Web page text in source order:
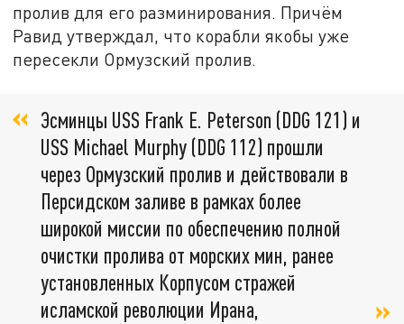
пролив для его разминирования. Причём
Равид утверждал, что корабли якобы уже
пересекли Ормузский пролив.
Эсминцы USS Frank E. Peterson (DDG 121) и
USS Michael Murphy (DDG 112) прошли
через Ормузский пролив и действовали в
Персидском заливе в рамках более
широкой миссии по обеспечению полной
очистки пролива от морских мин, ранее
установленных Корпусом стражей
исламской революции Ирана,